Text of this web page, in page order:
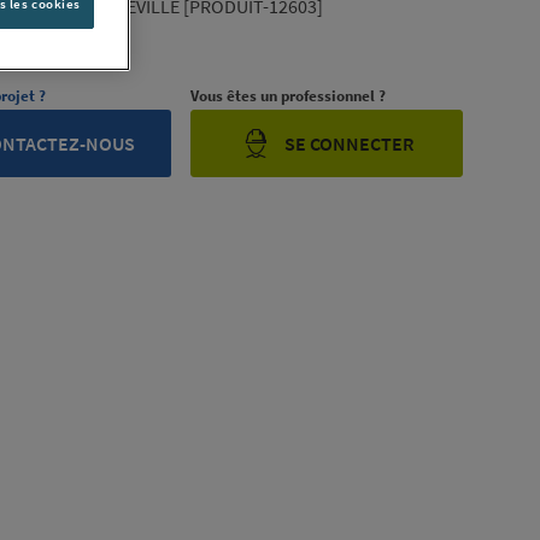
MAXEVILLE [PRODUIT-12603]
?
NOUS
Vous êtes un professionnel ?
SE CONNECTER
les cookies